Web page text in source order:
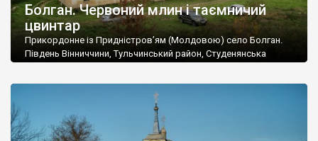
Болган. Червоний млин і таємничий
цвинтар
Прикордонне із Придністров’ям (Молдовою) село Болган.
Південь Вінниччини, Тульчинський район, Студенянська
старовинний цвинтар із кам’яними хрестами. Всі епітафії, які
збереглися, написані кирилицею, церковнослов’янською
мовою. За всіма традиційними ознаками – цвинтар
український. Хрести датуються 19 століттям. У 1924-1940